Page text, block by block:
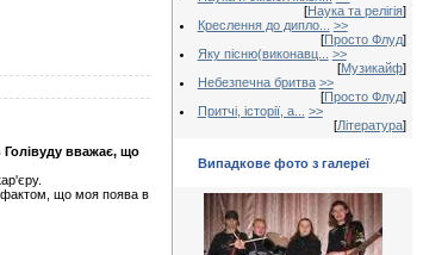
Голівуду вважає, що
фактом, що моя поява в
[Наука та релігія]
Креслення до дипло...
>>
[Просто Флуд]
Яку пісню(виконавц...
>>
[Музикайф]
Небезпечна бритва >>
[Просто Флуд]
Притчі, історії, а...
>>
[Література]
Випадкове фото з галереї